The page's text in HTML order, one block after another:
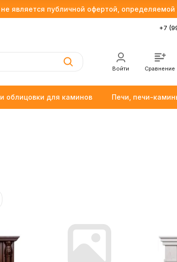
является публичной офертой, определяемой
+7
Войти Сравнение
облицовки для каминов Печи, печи-